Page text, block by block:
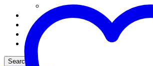
Rautupilkit
Siimat
Tarvikkeet
Tietosuoja
Uncategorized
Search
putkiperho
(982)
määrä